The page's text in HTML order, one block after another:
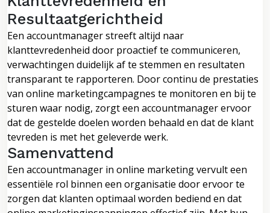
Resultaatgerichtheid
Een accountmanager streeft altijd naar
klanttevredenheid door proactief te communiceren,
verwachtingen duidelijk af te stemmen en resultaten
transparant te rapporteren. Door continu de prestaties
van online marketingcampagnes te monitoren en bij te
sturen waar nodig, zorgt een accountmanager ervoor
dat de gestelde doelen worden behaald en dat de klant
tevreden is met het geleverde werk.
Samenvattend
Een accountmanager in online marketing vervult een
essentiële rol binnen een organisatie door ervoor te
zorgen dat klanten optimaal worden bediend en dat